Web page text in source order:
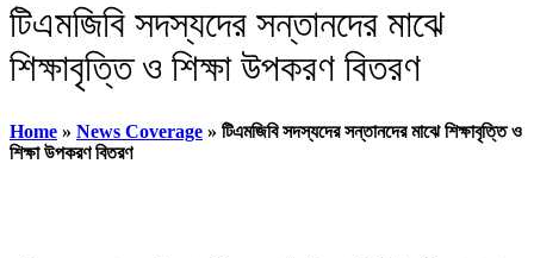
টিএমজিবি সদস্যদের সন্তানদের মাঝে
শিক্ষাবৃত্তি ও শিক্ষা উপকরণ বিতরণ
Home » News Coverage » টিএমজিবি সদস্যদের সন্তানদের মাঝে শিক্ষাবৃত্তি ও
শিক্ষা উপকরণ বিতরণ